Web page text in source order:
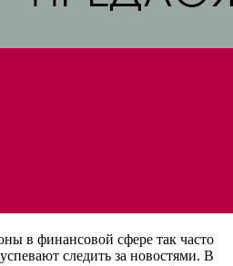
в финансовой сфере так часто
следить за новостями. В